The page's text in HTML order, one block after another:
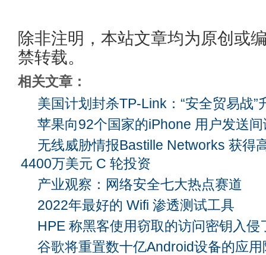
除非注明，本站文章均为原创或
禁转载。
相关文章：
美国计划封杀TP-Link：“安全贸易战”
苹果向92个国家的iPhone 用户发送
无线威胁情报Bastille Networks 获得
4400万美元 C 轮投资
产业观察：网络安全七大热点赛道
2022年最好的 Wifi 渗透测试工具
HPE 称黑客使用窃取的访问密钥入侵
谷歌将重置数十亿Android设备的应